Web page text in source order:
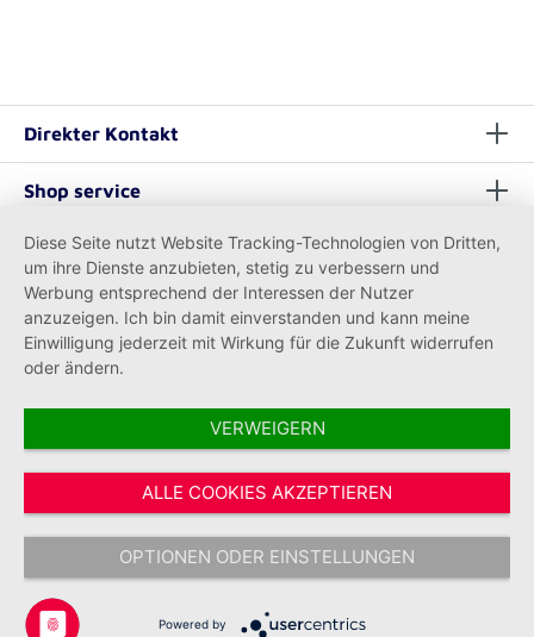
Direkter Kontakt
Shop service
Informationen
Vertrag widerrufen
* Alle Preise inkl. gesetzl. Mehrwertsteuer zzgl.Versandkostenund ggf.
Nachnahmegebühren, wenn nicht anders angegeben.
Copyright © 2026 Johanniter-Unfall-Hilfe e.V. - Alle Rechte
vorbehalten.
Diese Seite nutzt Website Tracking-Technologien von Dritten,
um ihre Dienste anzubieten, stetig zu verbessern und
Werbung entsprechend der Interessen der Nutzer
anzuzeigen. Ich bin damit einverstanden und kann meine
Einwilligung jederzeit mit Wirkung für die Zukunft widerrufen
oder ändern.
VERWEIGERN
ALLE COOKIES AKZEPTIEREN
OPTIONEN ODER EINSTELLUNGEN
Powered by